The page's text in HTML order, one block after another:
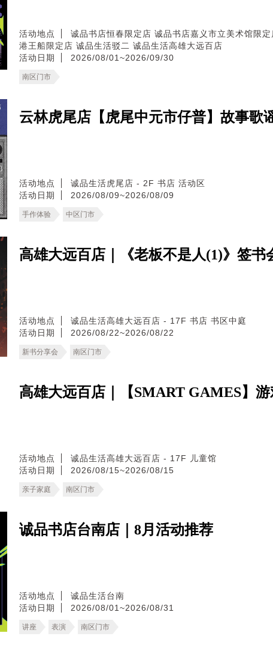
活动地点 诚品书店恒春限定店 诚品书店嘉义市立美术馆限定
港王船限定店 诚品生活驳二 诚品生活高雄大远百店
活动日期
2026/08/01~2026/09/30
南区门市
云林虎尾店【虎尾中元市仔普】故事歌
活动地点
诚品生活虎尾店 - 2F 书店 活动区
活动日期
2026/08/09~2026/08/09
手作体验 中区门市
高雄大远百店｜《老板不是人(1)》签书
活动地点
诚品生活高雄大远百店 - 17F 书店 书区中庭
活动日期
2026/08/22~2026/08/22
新书分享会 南区门市
高雄大远百店｜【SMART GAMES】
活动地点
诚品生活高雄大远百店 - 17F 儿童馆
活动日期
2026/08/15~2026/08/15
亲子家庭 南区门市
诚品书店台南店｜8月活动推荐
活动地点
诚品生活台南
活动日期
2026/08/01~2026/08/31
讲座 表演 南区门市